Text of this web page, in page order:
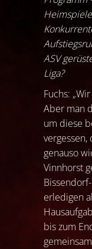
ASV
Liga?
Fuchs:
Aber man
um diese
vergessen,
genauso
Vinnhorst
erledigen
bis zum